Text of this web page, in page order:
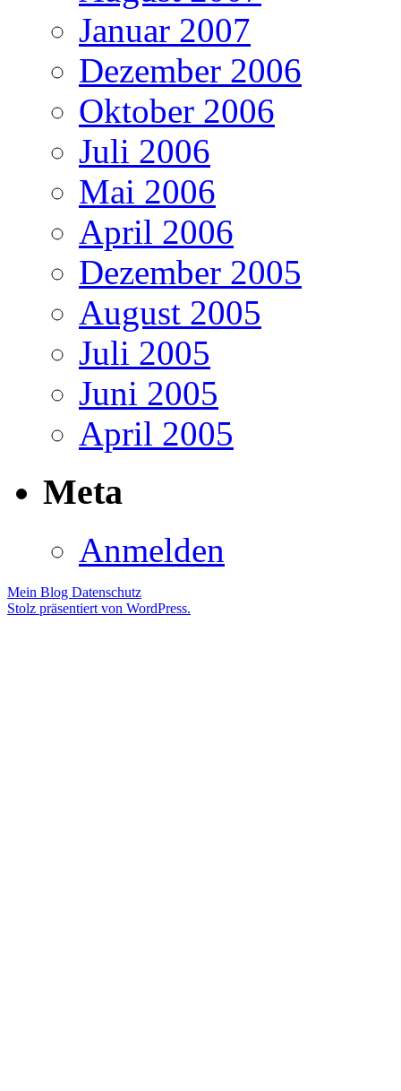
Januar 2007
Dezember 2006
Oktober 2006
Juli 2006
Mai 2006
April 2006
Dezember 2005
August 2005
Juli 2005
Juni 2005
April 2005
Meta
Anmelden
Mein Blog Datenschutz
Stolz präsentiert von WordPress.